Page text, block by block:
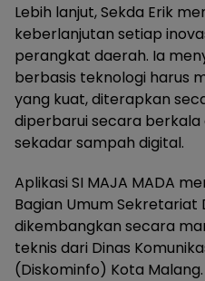
Lebih lanjut, Sekda Erik
keberlanjutan setiap
perangkat daerah. Ia
berbasis teknologi harus
yang kuat, diterapkan
diperbarui secara berkala
sekadar sampah digital.
Aplikasi SI MAJA MADA
Bagian Umum Sekretariat
dikembangkan secara
teknis dari Dinas
(Diskominfo) Kota Malang.